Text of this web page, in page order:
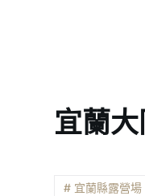
宜蘭
# 宜蘭縣露營場